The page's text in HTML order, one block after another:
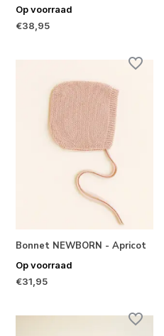
Op voorraad
€38,95
Bonnet NEWBORN - Apricot
Op voorraad
€31,95